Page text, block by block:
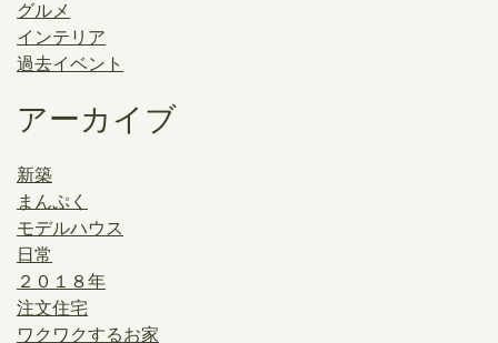
グルメ
インテリア
過去イベント
アーカイブ
新築
まんぷく
モデルハウス
日常
２０１８年
注文住宅
ワクワクするお家